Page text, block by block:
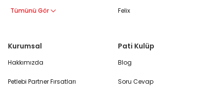
Tümünü Gör
Felix
Kurumsal
Hakkımızda
Petlebi Partner Fırsatları
Pati Kulüp
Blog
Soru Cevap